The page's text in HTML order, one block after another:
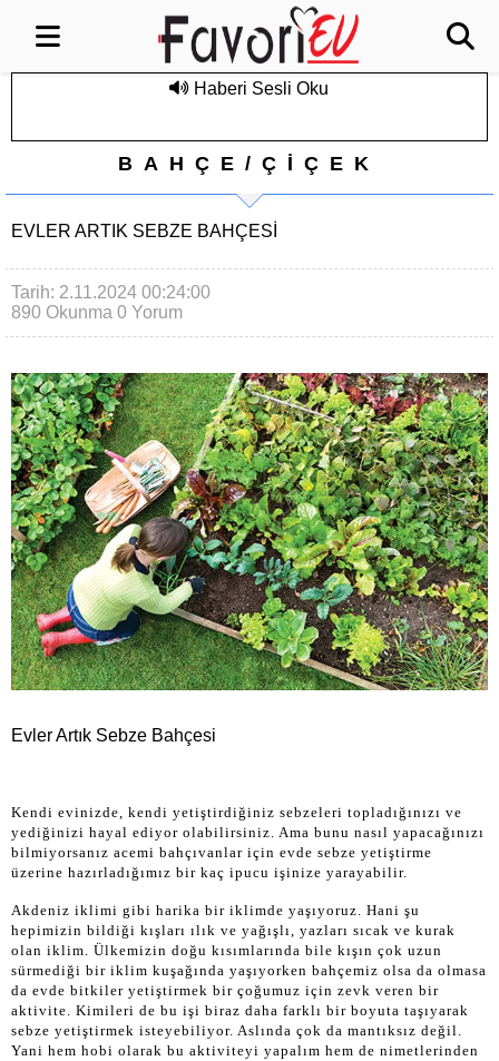
Haberi Sesli Oku
BAHÇE/ÇİÇEK
EVLER ARTIK SEBZE BAHÇESI
Tarih: 2.11.2024 00:24:00
890 Okunma 0 Yorum
Evler Artık Sebze Bahçesi
Kendi evinizde, kendi yetiştirdiğiniz sebzeleri topladığınızı ve
yediğinizi hayal ediyor olabilirsiniz. Ama bunu nasıl yapacağınızı
bilmiyorsanız acemi bahçıvanlar için evde sebze yetiştirme
üzerine hazırladığımız bir kaç ipucu işinize yarayabilir.
Akdeniz iklimi gibi harika bir iklimde yaşıyoruz. Hani şu
hepimizin bildiği kışları ılık ve yağışlı, yazları sıcak ve kurak
olan iklim. Ülkemizin doğu kısımlarında bile kışın çok uzun
sürmediği bir iklim kuşağında yaşıyorken bahçemiz olsa da olmasa
da evde bitkiler yetiştirmek bir çoğumuz için zevk veren bir
aktivite. Kimileri de bu işi biraz daha farklı bir boyuta taşıyarak
sebze yetiştirmek isteyebiliyor. Aslında çok da mantıksız değil.
Yani hem hobi olarak bu aktiviteyi yapalım hem de nimetlerinden